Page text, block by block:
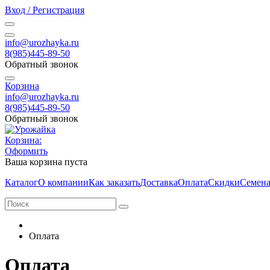
Вход / Регистрация
info@urozhayka.ru
8(985)445-89-50
Обратный звонок
Корзина
info@urozhayka.ru
8(985)445-89-50
Обратный звонок
Корзина:
Оформить
Ваша корзина пуста
КаталогО компанииКак заказатьДоставкаОплатаСкидки
Оплата
Оплата